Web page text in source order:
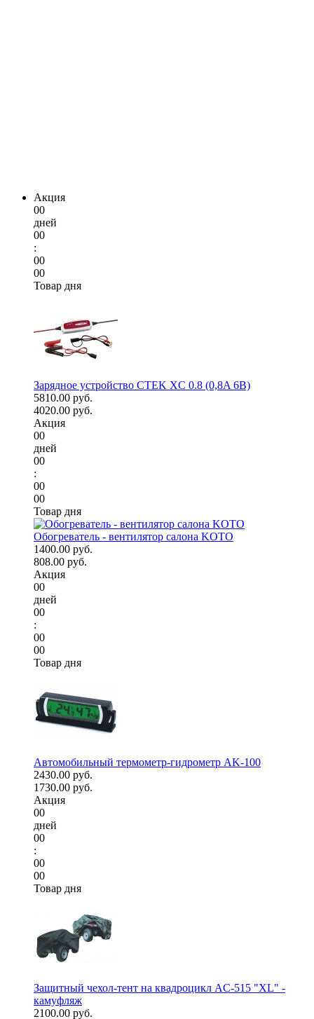
Акция
00
дней
00
:
00
00
Товар дня
Зарядное устройство CTEK XC 0.8 (0,8A 6В)
5810.00 руб.
4020.00 руб.
Акция
00
дней
00
:
00
00
Товар дня
Обогреватель - вентилятор салона KOTO
1400.00 руб.
808.00 руб.
Акция
00
дней
00
:
00
00
Товар дня
Автомобильный термометр-гидрометр AK-100
2430.00 руб.
1730.00 руб.
Акция
00
дней
00
:
00
00
Товар дня
Защитный чехол-тент на квадроцикл AC-515 "XL" -
камуфляж
2100.00 руб.